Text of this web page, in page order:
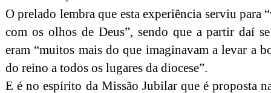
O prelado lembra que esta experiência serviu para
com os olhos de Deus”, sendo que a partir daí
eram “muitos mais do que imaginavam a levar a
do reino a todos os lugares da diocese”.
E é no espírito da Missão Jubilar que é proposta